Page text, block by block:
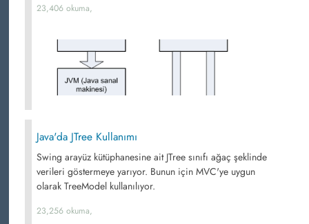
23,406 okuma,
Java'da JTree Kullanımı
Swing arayüz kütüphanesine ait JTree sınıfı ağaç şeklinde
verileri göstermeye yarıyor. Bunun için MVC'ye uygun
olarak TreeModel kullanılıyor.
23,256 okuma,